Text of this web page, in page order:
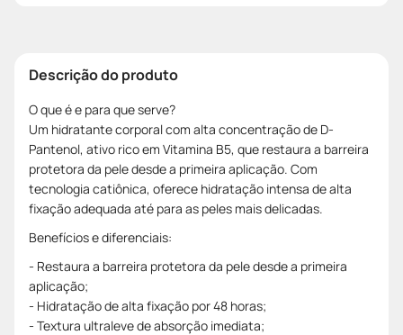
Descrição do produto
O que é e para que serve?
Um hidratante corporal com alta concentração de D-
Pantenol, ativo rico em Vitamina B5, que restaura a barreira
protetora da pele desde a primeira aplicação. Com
tecnologia catiônica, oferece hidratação intensa de alta
fixação adequada até para as peles mais delicadas.
Benefícios e diferenciais:
- Restaura a barreira protetora da pele desde a primeira
aplicação;
- Hidratação de alta fixação por 48 horas;
- Textura ultraleve de absorção imediata;